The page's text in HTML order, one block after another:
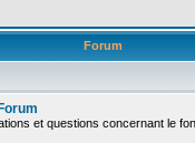
Forum
et questions concernant le